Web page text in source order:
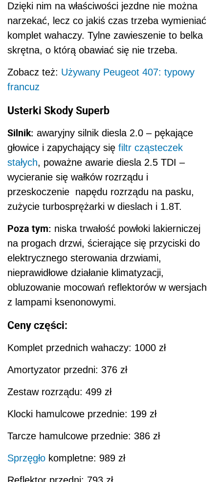
Dzięki nim na właściwości jezdne nie można
narzekać, lecz co jakiś czas trzeba wymieniać
komplet wahaczy. Tylne zawieszenie to belka
skrętna, o którą obawiać się nie trzeba.
Zobacz też: Używany Peugeot 407: typowy
francuz
Usterki Skody Superb
Silnik: awaryjny silnik diesla 2.0 – pękające
głowice i zapychający się filtr cząsteczek
stałych, poważne awarie diesla 2.5 TDI –
wycieranie się wałków rozrządu i
przeskoczenie napędu rozrządu na pasku,
zużycie turbosprężarki w dieslach i 1.8T.
Poza tym: niska trwałość powłoki lakierniczej
na progach drzwi, ścierające się przyciski do
elektrycznego sterowania drzwiami,
nieprawidłowe działanie klimatyzacji,
obluzowanie mocowań reflektorów w wersjach
z lampami ksenonowymi.
Ceny części:
Komplet przednich wahaczy: 1000 zł
Amortyzator przedni: 376 zł
Zestaw rozrządu: 499 zł
Klocki hamulcowe przednie: 199 zł
Tarcze hamulcowe przednie: 386 zł
Sprzęgło kompletne: 989 zł